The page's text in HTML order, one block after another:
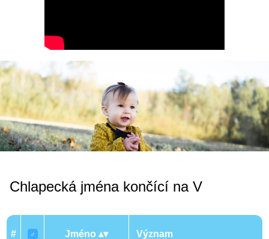
Chlapecká jména končící na V
# ♂ Jméno Význam